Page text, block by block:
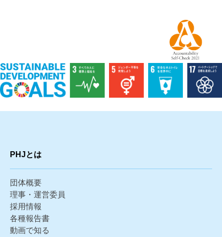
PHJとは
団体概要
理事・運営委員
採用情報
各種報告書
動画で知る